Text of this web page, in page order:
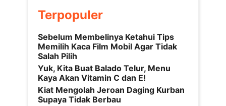
Terpopuler
Sebelum Membelinya Ketahui Tips
Memilih Kaca Film Mobil Agar Tidak
Salah Pilih
Yuk, Kita Buat Balado Telur, Menu
Kaya Akan Vitamin C dan E!
Kiat Mengolah Jeroan Daging Kurban
Supaya Tidak Berbau